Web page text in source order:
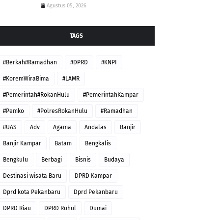
Agustus 05, 2026
TAGS
#Berkah#Ramadhan #DPRD #KNPI
#KoremWiraBima #LAMR
#Pemerintah#RokanHulu #PemerintahKampar
#Pemko #PolresRokanHulu #Ramadhan
#UAS Adv Agama Andalas Banjir
Banjir Kampar Batam Bengkalis
Bengkulu Berbagi Bisnis Budaya
Destinasi wisata Baru DPRD Kampar
Dprd kota Pekanbaru Dprd Pekanbaru
DPRD Riau DPRD Rohul Dumai